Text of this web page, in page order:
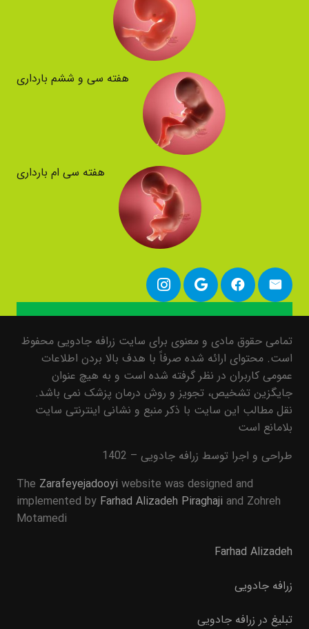
هفته سی و ششم بارداری
هفته سی ام بارداری
تمامی حقوق مادی و معنوی برای سایت زرافه جادویی محفوظ
است. محتوای ارائه شده صرفاً با هدف بالا بردن اطلاعات
عمومی کاربران در نظر گرفته شده است و به هیچ عنوان
جایگزین تشخیص، تجویز و روش درمان پزشک نمی باشد.
نقل مطالب این سایت با ذکر منبع و نشانی اینترنتی سایت
بلامانع است
طراحی و اجرا توسط زرافه جادویی – 1402
The Zarafeyejadooyi website was designed and
implemented by Farhad Alizadeh Piraghaji and Zohreh
Motamedi
Farhad Alizadeh
زرافه جادویی
تبلیغ در زرافه جادویی